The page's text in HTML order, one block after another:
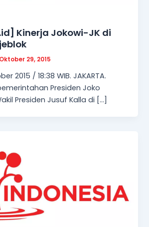
Kinerja Jokowi-JK di
Oktober 29, 2015
2015 / 18:38 WIB. JAKARTA.
Presiden Joko
Presiden Jusuf Kalla di […]